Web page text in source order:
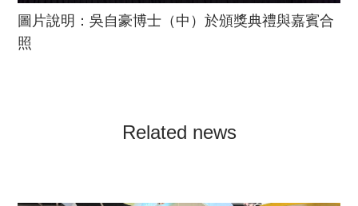
圖片說明：吳自豪博士（中）於頒獎典禮與嘉賓合
照
Related news